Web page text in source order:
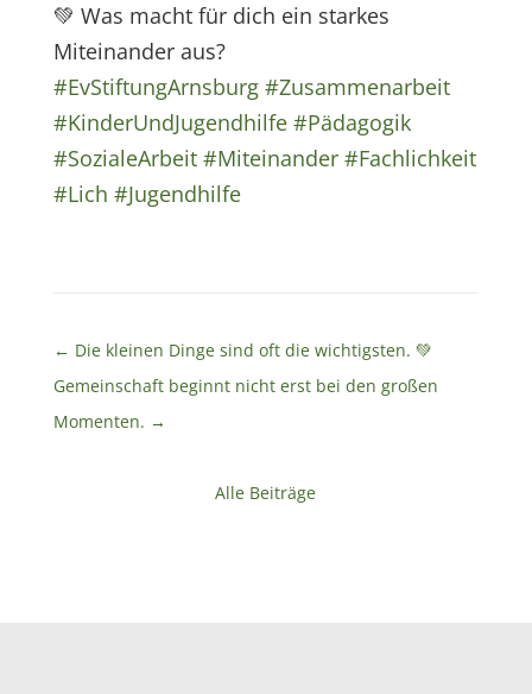
💚 Was macht für dich ein starkes
Miteinander aus?
#EvStiftungArnsburg #Zusammenarbeit
#KinderUndJugendhilfe #Pädagogik
#SozialeArbeit #Miteinander #Fachlichkeit
#Lich #Jugendhilfe
← Die kleinen Dinge sind oft die wichtigsten. 💚
Gemeinschaft beginnt nicht erst bei den großen
Momenten. →
Alle Beiträge